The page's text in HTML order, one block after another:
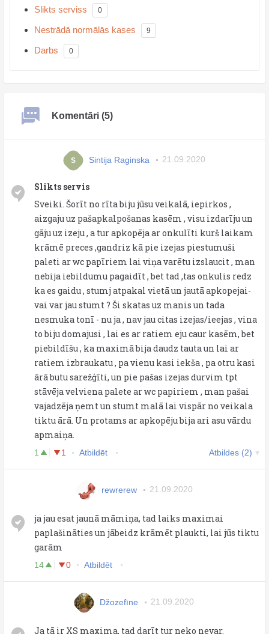
Slikts serviss 0
Nestrādā normālās kases 9
Darbs 0
Komentāri (5)
S Sintija Raginska 21.09.2020
Slikts servis
Sveiki. Šorīt no rīta biju jūsu veikalā, iepirkos ,
aizgaju uz pašapkalpošanas kasēm , visu izdarīju un
gāju uz izeju , a tur apkopēja ar onkulīti kurš laikam
krāmē preces ,gandriz kā pie izejas piestumuši
paleti ar wc papīriem lai viņa varētu izslaucit , man
nebija iebildumu pagaidīt , bet tad ,tas onkulis redz
ka es gaidu , stumj atpakal vietā un jautā apkopejai-
vai var jau stumt ? Ši skatas uz manis un tada
nesmuka tonī - nu ja , nav jau citas izejas/ieejas , vina
to biju domajusi , lai es ar ratiem eju caur kasēm, bet
piebildīšu , ka maximā bija daudz tauta un lai ar
ratiem izbraukatu , pa vienu kasi iekša , pa otru kasi
ārā butu sarežģīti, un pie pašas izejas durvim tpt
stāvēja velviena palete ar wc papiriem , man pašai
vajadzēja ņemt un stumt malā lai vispār no veikala
tiktu ārā. Un protams ar apkopēju bija ari asu vārdu
apmaiņa.
1 1 Atbildēt Atbildes (2)
rewrerew 21.09.2020
ja jau esat jaunā māmiņa, tad laiks maximai
paplašināties un jābeidz krāmēt plaukti, lai jūs tiktu
garām
14 0 Atbildēt
Džozefīne 21.09.2020
Ja tā ir XS maxima, tad darīt tur neko nevar.